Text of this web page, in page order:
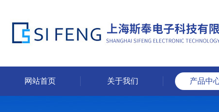
网站首页 关于我们 产品中